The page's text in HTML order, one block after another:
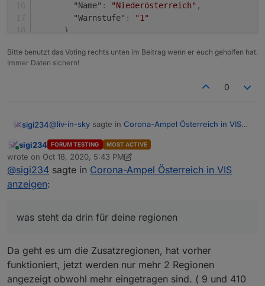
"Name" : "Niederösterreich" ,
"Warnstufe" :
"1"
}
"Region" : "Bundesland",
"GKZ"
"Region" : "Bundesland" ,
"GKZ": "5",
"Name": "Salzburg"
"Warnstufe": "1"
"GKZ": "6",
},
{
"Region": "Bundesland",
Bitte benutzt das Voting rechts unten im Beitrag wenn er euch geholfen hat.
Immer Daten sichern!
0
sigi234@liv-in-sky sagte in Corona-Ampel Österreich in VIS
@ sigi234
hast du mal die seiten von denen gecheckt (sind
        "Warnstufe": "1"
      {
        "Region": "Bundesland",
        "GKZ": "2",
        "Name": "Kärnten",
Online
sigi234 FORUM TESTING MOST ACTIVE
wrote on Oct 18, 2020, 5:43 PM
last edited by sigi234Oct 18, 2020, 7:46 PM
@sigi234 sagte in Corona-Ampel Österreich in VIS
anzeigen:
was steht da drin für deine regionen
Da geht es um die Zusatzregionen, hat vorher
funktioniert, jetzt werden nur mehr 2 Regionen
angezeigt obwohl mehr eingetragen sind. ( 9 und 410